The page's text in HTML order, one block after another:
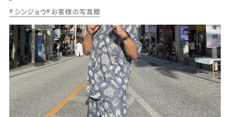
シンジョウ お客様の写真館